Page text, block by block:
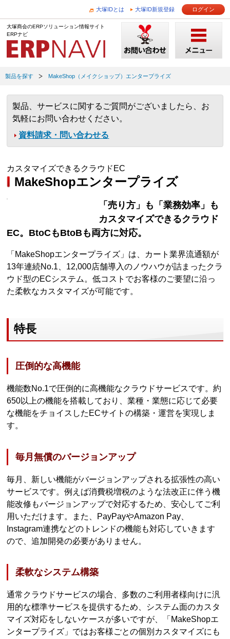
大塚IDとは 大塚ID新規登録 ログイン
大塚商会のERPソリューション情報サイト
ERPナビ
製品を探す MakeShop（メイクショップ）エンタープライズ
製品、サービスに関するご質問がございましたら、お
気軽にお問い合わせください。
資料請求・問い合わせる
カスタマイズできるクラウドEC
MakeShopエンタープライズ
「売り方」も「業務効率」も
カスタマイズできるクラウド
EC。BtoCもBtoBも両方に対応。
「MakeShopエンタープライズ」は、カート業界流通額が
13年連続No.1、12,000店舗導入のノウハウが詰まったクラ
ウド型のECシステム。低コストでお客様のご要望に沿っ
た柔軟なカスタマイズが可能です。
特長
圧倒的な高機能
機能数No.1で圧倒的に高機能なクラウドサービスです。約
650以上の機能を搭載しており、業種・業態に応じて必要
な機能をチョイスしたECサイトの構築・運営を実現しま
す。
毎月無償のバージョンアップ
毎月、新しい機能がバージョンアップされる拡張性の高い
サービスです。例えば消費税増税のような法改正に伴う機
能改修もバージョンアップで対応するため、安心してご利
用いただけます。また、PayPayやAmazon Pay、
Instagram連携などのトレンドの機能も対応していきます
ので、追加開発の必要がありません。
柔軟なシステム構築
通常クラウドサービスの場合、多数のご利用者様向けに汎
用的な標準サービスを提供するため、システム面のカスタ
マイズ対応をしないケースが多いですが、「MakeShopエ
ンタープライズ」ではお客様ごとの個別カスタマイズにも